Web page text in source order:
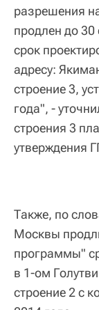
разрешения
продлен до 30
срок
адресу:
строение 3,
года", -
строения 3
утверждения
Также, по
Москвы
программы"
в 1-ом
строение 2 с